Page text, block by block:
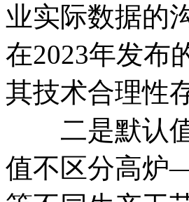
业实际数据的
在2023年发布
其技术合理性
二是默认值
值不区分高炉